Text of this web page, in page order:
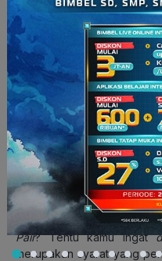
itu, kamu perlu untuk
tersebut agar mampu
Selain bahasa, kamu juga
untuk diri sendiri
Pembayaran biaya
kesepakatan antara kamu
pula dengan urusan
kesepakatan antara
Disebutkan juga bahwa di
Serikat, calonAu Pair
sekolah, minumum SMA.
Gimana, Squad? Tertarik
Pair? Tentu kamu ingat
merupakan syarat yang